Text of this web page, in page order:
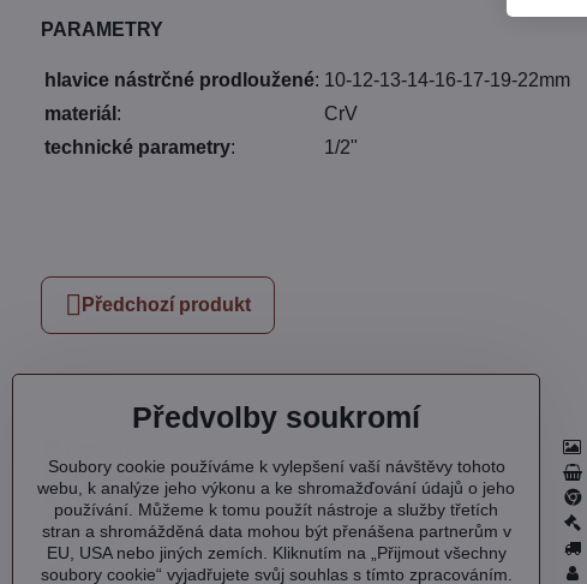
PARAMETRY
hlavice nástrčné prodloužené: 10-12-13-14-16-17-19-22mm
materiál :
CrV
technické parametry: 1/2"
Předchozí produkt
Otevírací doba
Profil
Facebook
Předvolby soukromí
Soubory cookie používáme k vylepšení vaší návštěvy tohoto
webu, k analýze jeho výkonu a ke shromažďování údajů o jeho
používání. Můžeme k tomu použít nástroje a služby třetích
stran a shromážděná data mohou být přenášena partnerům v
EU, USA nebo jiných zemích. Kliknutím na „Přijmout všechny
soubory cookie“ vyjadřujete svůj souhlas s tímto zpracováním.